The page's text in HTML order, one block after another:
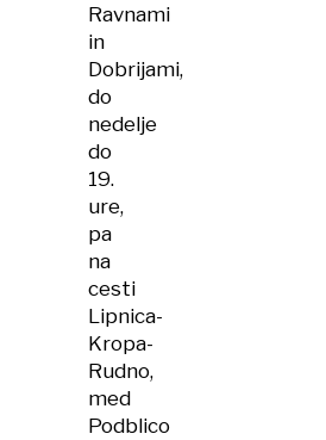
Ravnami
in
Dobrijami,
do
nedelje
do
19.
ure,
pa
na
cesti
Lipnica-
Kropa-
Rudno,
med
Podblico